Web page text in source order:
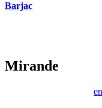
Barjac
Mirande